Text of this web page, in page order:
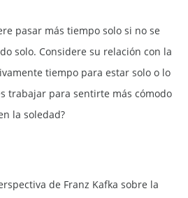
pasar más tiempo solo si no se
solo. Considere su relación con la
tiempo para estar solo o lo
trabajar para sentirte más cómodo
la soledad?
de Franz Kafka sobre la